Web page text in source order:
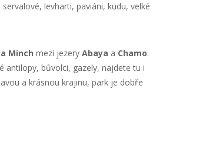
levharti, paviáni, kudu, velké
Minch mezi jezery Abaya a Chamo.
antilopy, bůvolci, gazely, najdete tu i
a krásnou krajinu, park je dobře